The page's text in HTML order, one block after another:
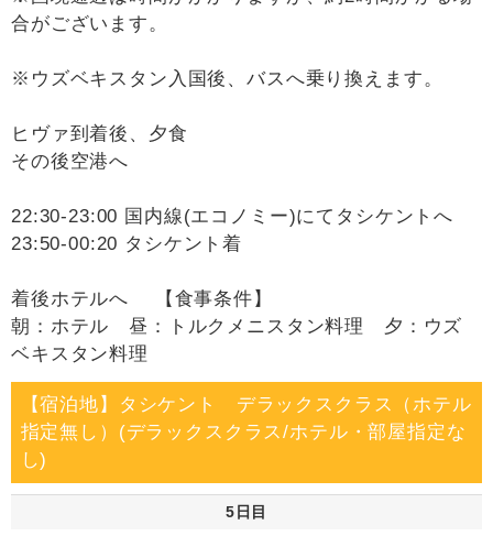
合がございます。
※ウズベキスタン入国後、バスへ乗り換えます。
ヒヴァ到着後、夕食
その後空港へ
22:30-23:00 国内線(エコノミー)にてタシケントへ
23:50-00:20 タシケント着
着後ホテルへ 【食事条件】
朝：ホテル 昼：トルクメニスタン料理 夕：ウズ
ベキスタン料理
【宿泊地】タシケント デラックスクラス（ホテル
指定無し）(デラックスクラス/ホテル・部屋指定な
し)
5日目